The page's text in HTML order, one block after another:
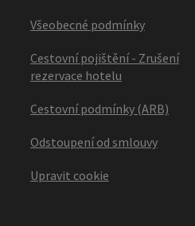
Všeobecné podmínky
Cestovní pojištění - Zrušení
rezervace hotelu
Cestovní podmínky (ARB)
Odstoupení od smlouvy
Upravit cookie